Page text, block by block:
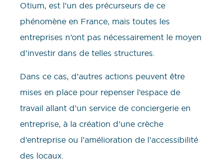
Otium, est l’un des précurseurs de ce
phénomène en France, mais toutes les
entreprises n’ont pas nécessairement le moyen
d’investir dans de telles structures.
Dans ce cas, d’autres actions peuvent être
mises en place pour repenser l’espace de
travail allant d’un service de conciergerie en
entreprise, à la création d’une crèche
d’entreprise ou l’amélioration de l’accessibilité
des locaux.